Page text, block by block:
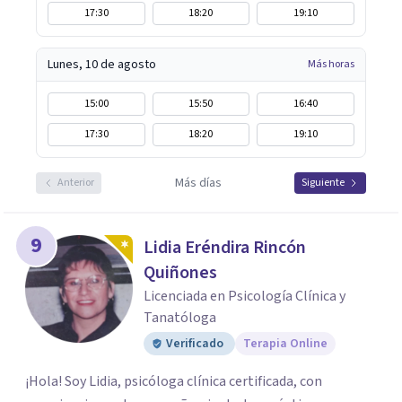
17:30 18:20 19:10
Lunes, 10 de agosto Más horas
15:00 15:50
16:40
17:30
18:20 19:10
Anterior Más días Siguiente
9
Lidia Eréndira Rincón
Quiñones
Licenciada en Psicología Clínica y
Tanatóloga
Verificado Terapia Online
¡Hola! Soy Lidia, psicóloga clínica certificada, con